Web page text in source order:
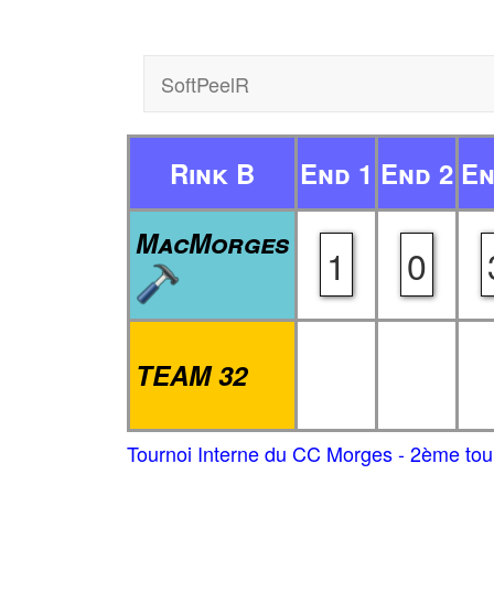
SoftPeelR
Rink B End 1 End 2
MacMorges
1 0
TEAM 32
Tournoi Interne du CC Morges - 2ème